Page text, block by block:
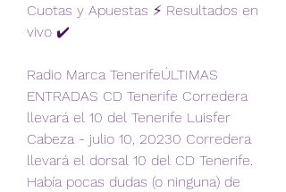
Cuotas y Apuestas ⚡ Resultados en
vivo ✔️
Radio Marca TenerifeÚLTIMAS
ENTRADAS CD Tenerife Corredera
llevará el 10 del Tenerife Luisfer
Cabeza - julio 10, 20230 Corredera
llevará el dorsal 10 del CD Tenerife.
Había pocas dudas (o ninguna) de